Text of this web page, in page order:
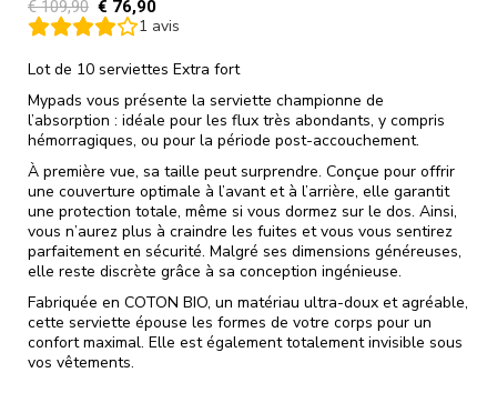
€109,90 € 76,90
1 avis
Lot de 10 serviettes Extra fort
Mypads vous présente la serviette championne de
l’absorption : idéale pour les flux très abondants, y compris
hémorragiques, ou pour la période post-accouchement.
À première vue, sa taille peut surprendre. Conçue pour offrir
une couverture optimale à l’avant et à l’arrière, elle garantit
une protection totale, même si vous dormez sur le dos. Ainsi,
vous n’aurez plus à craindre les fuites et vous vous sentirez
parfaitement en sécurité. Malgré ses dimensions généreuses,
elle reste discrète grâce à sa conception ingénieuse.
Fabriquée en COTON BIO, un matériau ultra-doux et agréable,
cette serviette épouse les formes de votre corps pour un
confort maximal. Elle est également totalement invisible sous
vos vêtements.